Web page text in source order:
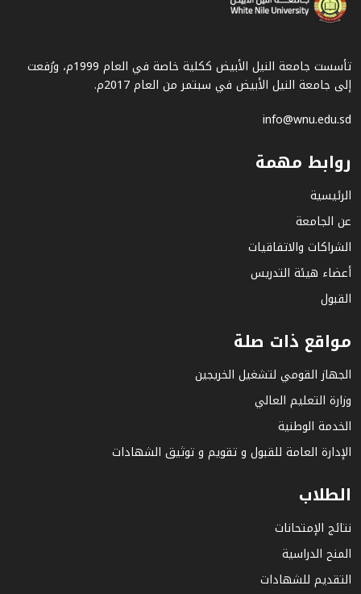
تأسست جامعة النيل الأبيض ككلية خاصة في العام 1999م، ورُفعت
إلى جامعة النيل الأبيض في سبتمر من العام 2017م.
info@wnu.edu.sd
روابط مهمة
الرئيسية
عن الجامعة
الشراكات والاتفاقيات
أعضاء هيئة التدريس
القبول
مواقع ذات صلة
الجهاز القومي لتشغيل الخريجين
وزارة التعليم العالي
الخدمة الوطنية
الإدارة العامة للقبول و تقويم و توثيق الشهادات
الطلاب
نتائج الإمتحانات
المنح الدراسية
التقديم للشهادات